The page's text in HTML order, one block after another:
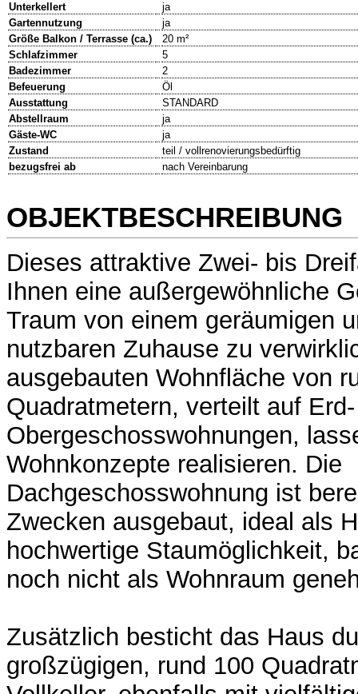
Unterkellert
ja
Gartennutzung
ja
Größe Balkon / Terrasse (ca.)
20 m²
Schlafzimmer
5
Badezimmer
2
Befeuerung
Öl
Ausstattung
STANDARD
Abstellraum
ja
Gäste-WC
ja
Zustand
teil / vollrenovierungsbedürftig
bezugsfrei ab
nach Vereinbarung
OBJEKTBESCHREIBUNG
Dieses attraktive Zwei- bis
Ihnen eine außergewöhnliche
Traum von einem geräumigen
nutzbaren Zuhause zu
ausgebauten Wohnfläche von
Quadratmetern, verteilt auf
Obergeschosswohnungen,
Wohnkonzepte realisieren. Die
Dachgeschosswohnung ist
Zwecken ausgebaut, ideal als
hochwertige Staumöglichkeit,
noch nicht als Wohnraum
Zusätzlich besticht das Haus
großzügigen, rund 100